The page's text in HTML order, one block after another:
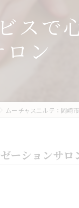
スで
ン
ムーチャスエルテ：岡崎
ーションサロ